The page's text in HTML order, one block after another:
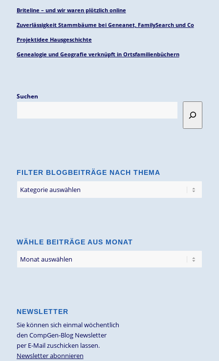
Briteline – und wir waren plötzlich online
Zuverlässigkeit Stammbäume bei Geneanet, FamilySearch und Co
Projektidee Hausgeschichte
Genealogie und Geografie verknüpft in Ortsfamilienbüchern
Suchen
FILTER BLOGBEITRÄGE NACH THEMA
Blogbeiträge
WÄHLE BEITRÄGE AUS MONAT
NEWSLETTER
Sie können sich einmal wöchentlich
den CompGen-Blog Newsletter
per E-Mail zuschicken lassen.
Newsletter abonnieren